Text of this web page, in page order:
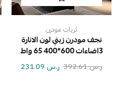
ثريات مودرن
نجف مودرن زيتي لون الانارة
3اضاءات 600*400 65 واط
ر.س392.61 ر.س